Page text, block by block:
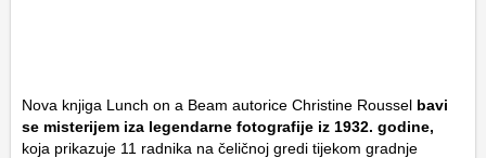
Nova knjiga Lunch on a Beam autorice Christine Roussel bavi
se misterijem iza legendarne fotografije iz 1932. godine,
koja prikazuje 11 radnika na čeličnoj gredi tijekom gradnje